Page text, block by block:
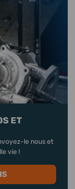
ET
le nous et
vie !